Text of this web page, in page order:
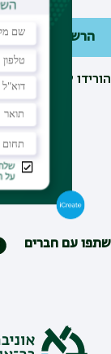
הרשמה
הורידו ליומן
שתפו עם חברים